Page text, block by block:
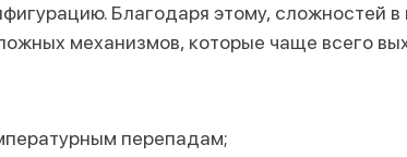
Благодаря этому, сложностей
механизмов, которые чаще всего
перепадам;